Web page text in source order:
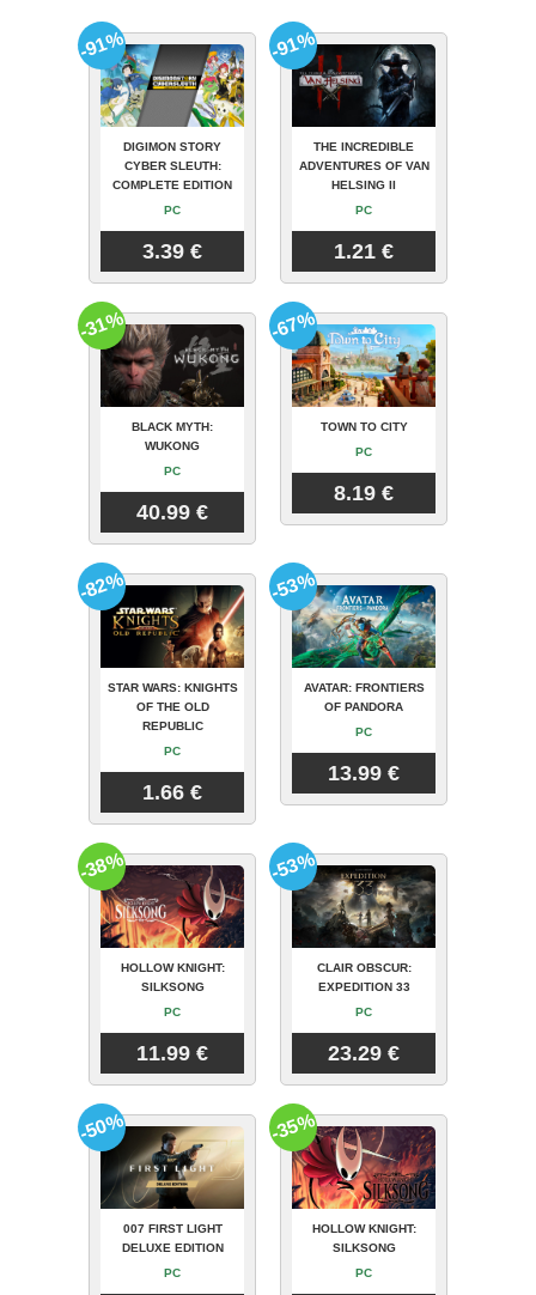
DIGIMON STORY
CYBER SLEUTH:
COMPLETE EDITION
PC
3.39 €
-91%
THE INCREDIBLE
ADVENTURES OF VAN
HELSING II
PC
1.21 €
-91%
BLACK MYTH:
WUKONG
PC
40.99 €
-31%
TOWN TO CITY
PC
8.19 €
-67%
STAR WARS: KNIGHTS
OF THE OLD
REPUBLIC
PC
1.66 €
-82%
AVATAR: FRONTIERS
OF PANDORA
PC
13.99 €
-53%
HOLLOW KNIGHT:
SILKSONG
PC
11.99 €
-38%
CLAIR OBSCUR:
EXPEDITION 33
PC
23.29 €
-53%
007 FIRST LIGHT
DELUXE EDITION
PC
-50%
HOLLOW KNIGHT:
SILKSONG
PC
-35%